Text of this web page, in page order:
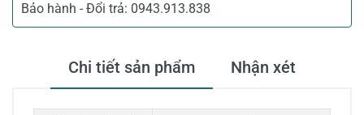
Bảo hành - Đổi trả: 0943.913.838
Chi tiết sản phẩm Nhận xét